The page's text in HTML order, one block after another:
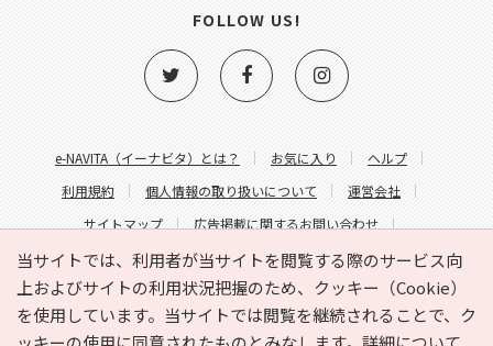
当サイトでは、利用者が当サイトを閲覧する際のサービス向
上およびサイトの利用状況把握のため、クッキー（Cookie）
を使用しています。当サイトでは閲覧を継続されることで、ク
e-NAVITA（イーナビタ）とは？ お気に入り
ヘルプ
利用規約
個人情報の取り扱いについて
運営会社
サイトマップ
広告掲載に関するお問い合わせ
サイトの内容に関するお問い合わせ
FOLLOW US!